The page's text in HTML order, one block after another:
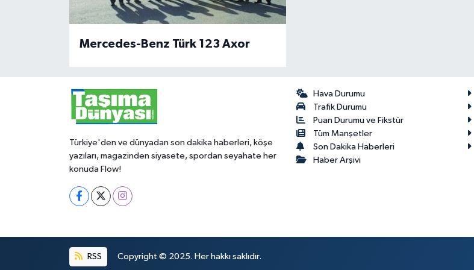
Mercedes-Benz Türk 123 Axor
Türkiye'den ve dünyadan son dakika haberleri, köşe
yazıları, magazinden siyasete, spordan seyahate her
konuda Flow!
Hava Durumu
Trafik Durumu
Puan Durumu ve Fikstür
Tüm Manşetler
Son Dakika Haberleri
Haber Arşivi
RSS Copyright © 2025. Her hakkı saklıdır.